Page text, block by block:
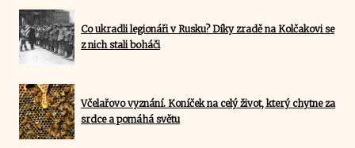
Co ukradli legionáři v Rusku? Díky zradě na Kolčakovi se
z nich stali boháči
Včelařovo vyznání. Koníček na celý život, který chytne za
srdce a pomáhá světu